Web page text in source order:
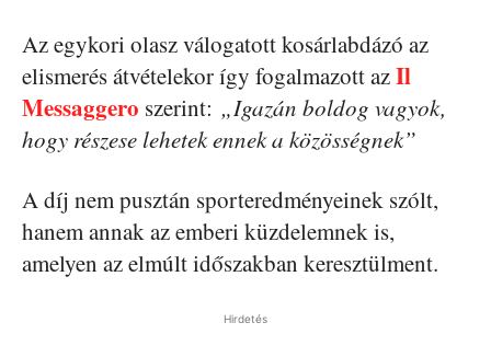
Az egykori olasz válogatott kosárlabdázó az
elismerés átvételekor így fogalmazott azIl
Messaggero szerint: „Igazán boldog vagyok,
hogy részese lehetek ennek a közösségnek”
A díj nem pusztán sporteredményeinek szólt,
hanem annak az emberi küzdelemnek is,
amelyen az elmúlt időszakban keresztülment.
Hirdetés